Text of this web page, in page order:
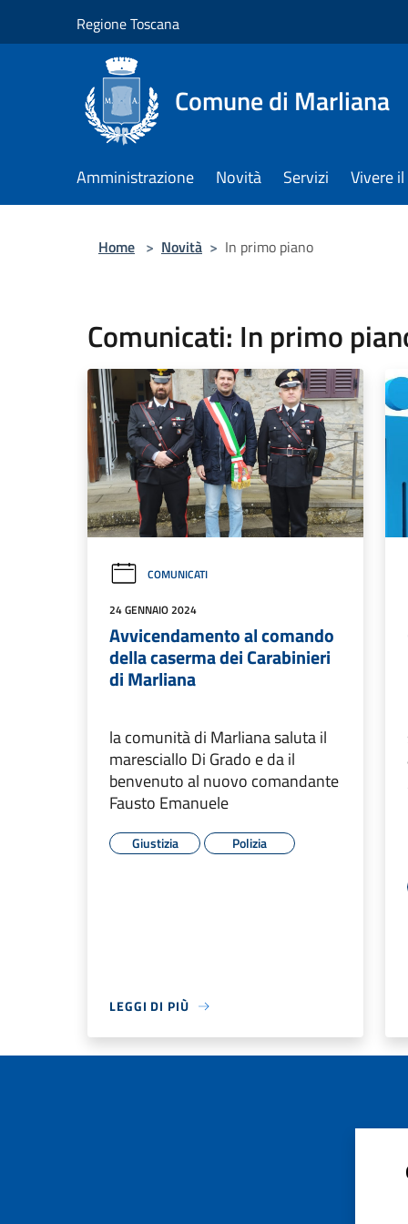
Regione Toscana
Comune di Marliana
Amministrazione Novità Servizi Vivere
Home > Novità > In primo piano
Comunicati: In primo
COMUNICATI
24 GENNAIO 2024
Avvicendamento al comando
della caserma dei Carabinieri
di Marliana
la comunità di Marliana saluta il
maresciallo Di Grado e da il
benvenuto al nuovo comandante
Fausto Emanuele
Giustizia Polizia
LEGGI DI PIÙ